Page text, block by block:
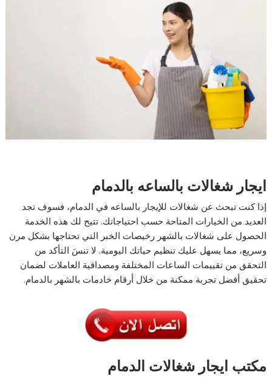
ايجار شغالات بالساعه بالدمام
إذا كنت تبحث عن شغالات للإيجار بالساعه في الدمام، فسوف تجد
العديد من الخيارات المتاحة حسب احتياجاتك. تتيح لك هذه الخدمة
الحصول على شغالات بالشهر رخيصات الخبر التي تحتاجها بشكل مرن
وسريع، مما يسهل عليك تنظيم حياتك اليومية. لا تنسَ التأكد من
التحقق من تقييمات الساعات المختلفة ومصداقية العاملات لضمان
تحقيق أفضل تجربة ممكنة من خلال أرقام خادمات بالشهر بالدمام.
مكتب ايجار شغالات الدمام